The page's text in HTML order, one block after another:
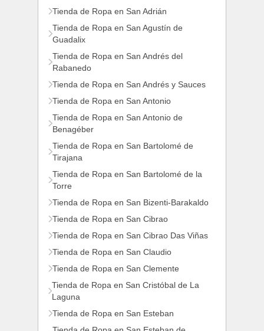
Tienda de Ropa en San Adrián
Tienda de Ropa en San Agustín de
Guadalix
Tienda de Ropa en San Andrés del
Rabanedo
Tienda de Ropa en San Andrés y Sauces
Tienda de Ropa en San Antonio
Tienda de Ropa en San Antonio de
Benagéber
Tienda de Ropa en San Bartolomé de
Tirajana
Tienda de Ropa en San Bartolomé de la
Torre
Tienda de Ropa en San Bizenti-Barakaldo
Tienda de Ropa en San Cibrao
Tienda de Ropa en San Cibrao Das Viñas
Tienda de Ropa en San Claudio
Tienda de Ropa en San Clemente
Tienda de Ropa en San Cristóbal de La
Laguna
Tienda de Ropa en San Esteban